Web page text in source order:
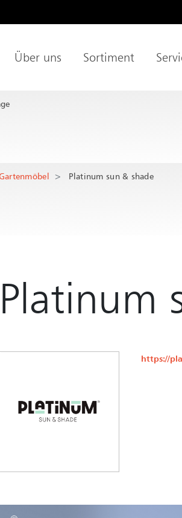
Page
Über uns Sortiment
Platinum sun & shade
Platinum
https://